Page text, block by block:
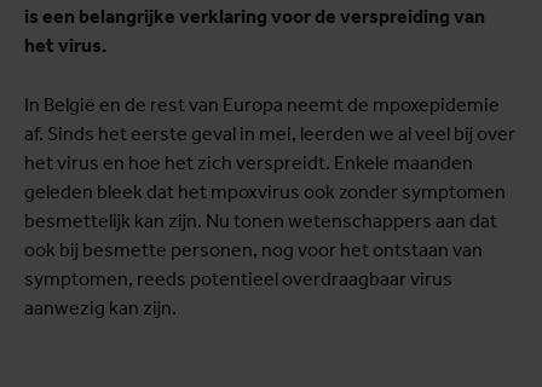
is een belangrijke verklaring voor de verspreiding van
het virus.
In België en de rest van Europa neemt de mpoxepidemie
af. Sinds het eerste geval in mei, leerden we al veel bij over
het virus en hoe het zich verspreidt. Enkele maanden
geleden bleek dat het mpoxvirus ook zonder symptomen
besmettelijk kan zijn. Nu tonen wetenschappers aan dat
ook bij besmette personen, nog voor het ontstaan van
symptomen, reeds potentieel overdraagbaar virus
aanwezig kan zijn.